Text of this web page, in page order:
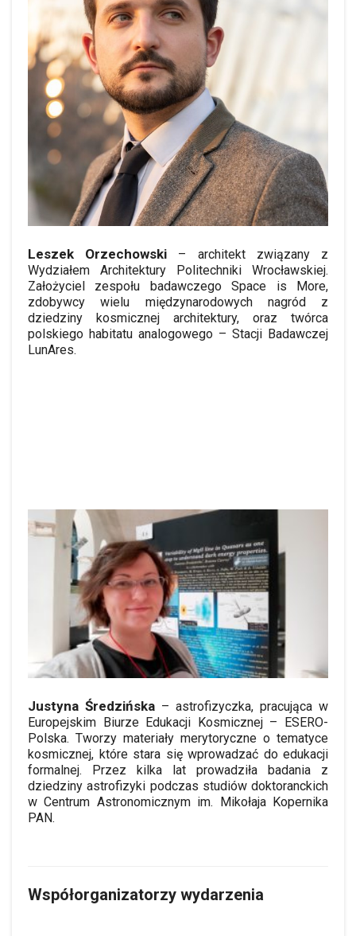
Leszek Orzechowski – architekt związany z
Wydziałem Architektury Politechniki Wrocławskiej.
Założyciel zespołu badawczego Space is More,
zdobywcy wielu międzynarodowych nagród z
dziedziny kosmicznej architektury, oraz twórca
polskiego habitatu analogowego – Stacji Badawczej
LunAres.
Justyna Średzińska – astrofizyczka, pracująca w
Europejskim Biurze Edukacji Kosmicznej – ESERO-
Polska. Tworzy materiały merytoryczne o tematyce
kosmicznej, które stara się wprowadzać do edukacji
formalnej. Przez kilka lat prowadziła badania z
dziedziny astrofizyki podczas studiów doktoranckich
w Centrum Astronomicznym im. Mikołaja Kopernika
PAN.
Współorganizatorzy wydarzenia